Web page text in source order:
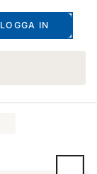
LOGGA IN